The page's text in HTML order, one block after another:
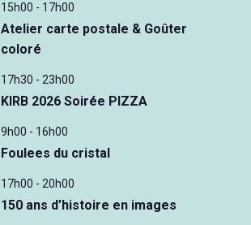
15h00 - 17h00
Atelier carte postale & Goûter
coloré
17h30 - 23h00
KIRB 2026 Soirée PIZZA
9h00 - 16h00
Foulees du cristal
17h00 - 20h00
150 ans d’histoire en images